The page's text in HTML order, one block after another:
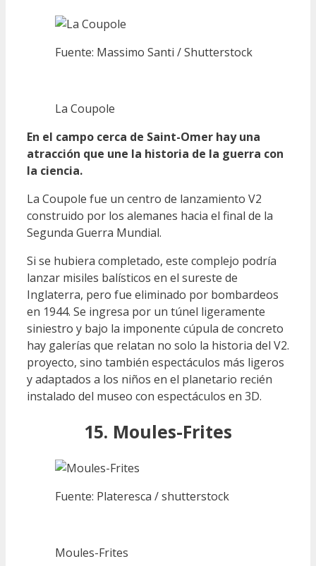
Fuente: Massimo Santi / Shutterstock
La Coupole
En el campo cerca de Saint-Omer hay una
atracción que une la historia de la guerra con
la ciencia.
La Coupole fue un centro de lanzamiento V2
construido por los alemanes hacia el final de la
Segunda Guerra Mundial.
Si se hubiera completado, este complejo podría
lanzar misiles balísticos en el sureste de
Inglaterra, pero fue eliminado por bombardeos
en 1944. Se ingresa por un túnel ligeramente
siniestro y bajo la imponente cúpula de concreto
hay galerías que relatan no solo la historia del V2.
proyecto, sino también espectáculos más ligeros
y adaptados a los niños en el planetario recién
instalado del museo con espectáculos en 3D.
15. Moules-Frites
Fuente: Plateresca / shutterstock
Moules-Frites